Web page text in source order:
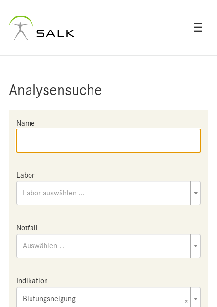
☰
Analysensuche
Name
Labor
Labor auswählen ...
Notfall
Auswählen ...
Indikation
×
Blutungsneigung